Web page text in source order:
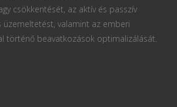
csökkentését, az aktív és passzív
üzemeltetést, valamint az emberi
történő beavatkozások optimalizálását.